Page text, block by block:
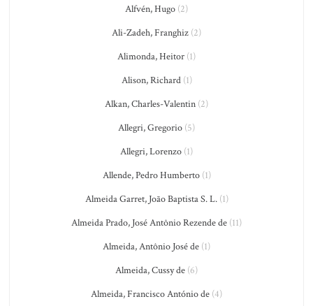
Alfvén, Hugo (2)
Ali-Zadeh, Franghiz (2)
Alimonda, Heitor (1)
Alison, Richard(1)
Alkan, Charles-Valentin (2)
Allegri, Gregorio (5)
Allegri, Lorenzo (1)
Allende, Pedro Humberto(1)
Almeida Garret, João Baptista S. L.(1)
Almeida Prado, José Antônio Rezende de (11)
Almeida, Antônio José de (1)
Almeida, Cussy de (6)
Almeida, Francisco António de (4)